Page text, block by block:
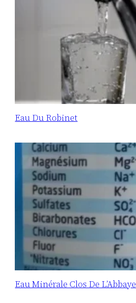
Eau Du Robinet
Eau Minérale Clos De L’Abbaye